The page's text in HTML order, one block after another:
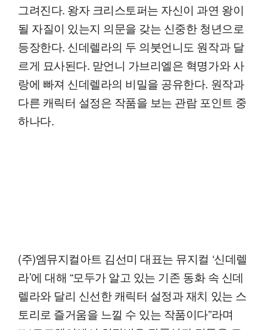
그려진다. 왕자 크리스토퍼는 자신이 과연 왕이
될 자질이 있는지 의문을 갖는 신중한 청년으로
등장한다. 신데렐라의 두 의붓언니도 원작과 달
르게 묘사된다. 맏언니 가브리엘은 혁명가와 사
랑에 빠져 신데렐라의 비밀을 공유한다. 원작과
다른 캐릭터 설정은 작품을 보는 관람 포인트 중
하나다.
(주)엠뮤지컬아트 김선미 대표는 뮤지컬 ‘신데렐
라’에 대해 “모두가 알고 있는 기존 동화 속 신데
렐라와 달리 신선한 캐릭터 설정과 재치 있는 스
토리로 즐거움을 느낄 수 있는 작품이다”라며